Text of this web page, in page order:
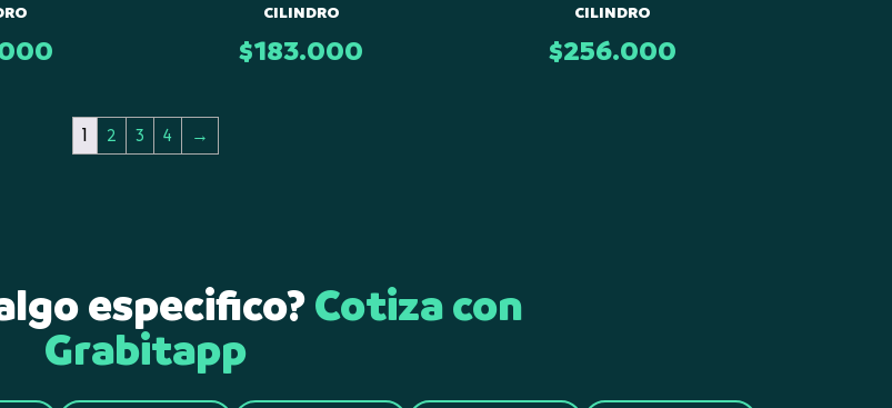
CILINDRO
$183.000
CILINDRO
$256.000
1 2 3 4 →
especifico?Cotiza con
Grabitapp